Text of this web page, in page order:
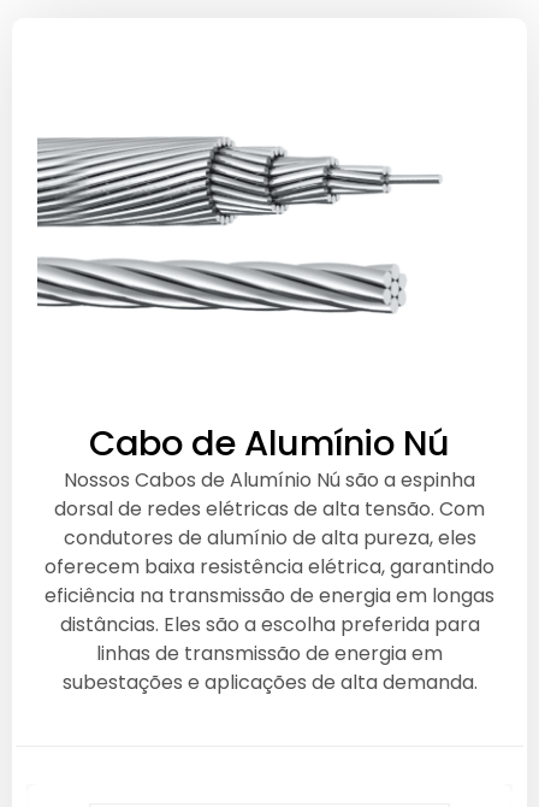
Cabo de Alumínio Nú
Nossos Cabos de Alumínio Nú são a espinha
dorsal de redes elétricas de alta tensão. Com
condutores de alumínio de alta pureza, eles
oferecem baixa resistência elétrica, garantindo
eficiência na transmissão de energia em longas
distâncias. Eles são a escolha preferida para
linhas de transmissão de energia em
subestações e aplicações de alta demanda.